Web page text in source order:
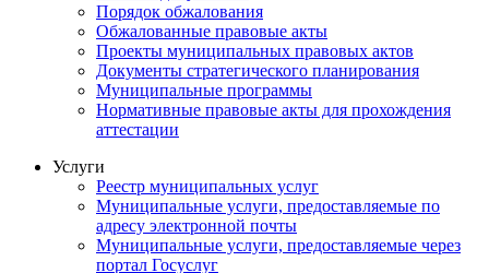
Порядок обжалования
Обжалованные правовые акты
Проекты муниципальных правовых актов
Документы стратегического планирования
Муниципальные программы
Нормативные правовые акты для прохождения
аттестации
Услуги
Реестр муниципальных услуг
Муниципальные услуги, предоставляемые по
адресу электронной почты
Муниципальные услуги, предоставляемые через
портал Госуслуг